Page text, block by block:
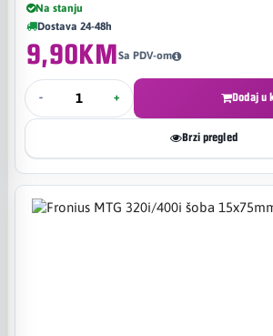
Na stanju
Dostava 24-48h
9,90KMSa PDV-om
- + Dodaj u
Brzi pregled